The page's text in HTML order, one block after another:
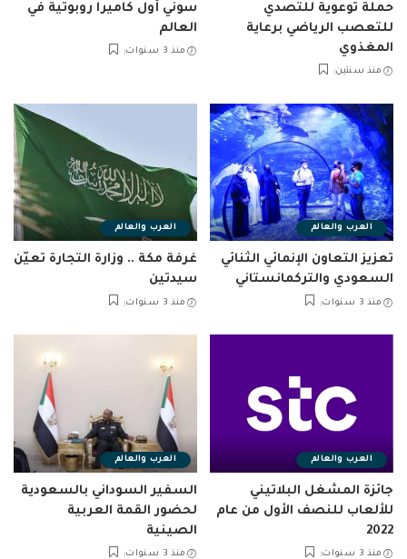
حملة توعوية للتصدي
للتعصب الرياضي برعاية
المغذوي
منذ سنتين
سوني أول كاميرا روبوتية في
العالم
منذ 3 سنوات
العرب والعالم
تعزيز التعاون الإنمائي الثنائي
السعودي والتركمانستاني
منذ 3 سنوات
العرب والعالم
غرفة مكة .. وزارة التجارة تعيّن
سيدتين
منذ 3 سنوات
العرب والعالم
جائزة المشغل البلاتيني
للألعاب للنصف الأول من عام
2022
منذ 3 سنوات
العرب والعالم
السفير السوداني بالسعودية
لحضور القمة العربية
الصينية
منذ 3 سنوات